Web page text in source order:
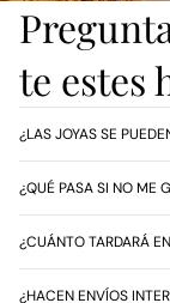
te estes
¿LAS JOYAS SE
¿QUÉ PASA SI NO ME
¿CUÁNTO TARDARÁ
¿HACEN ENVÍOS